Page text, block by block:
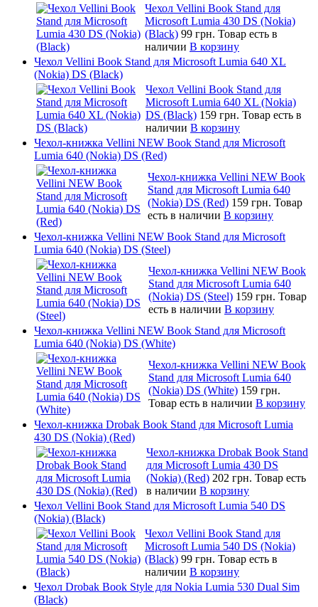
Чехол Vellini Book Stand для
Microsoft Lumia 430 DS (Nokia)
(Black) 99 грн. Товар есть в
наличии В корзину
Чехол Vellini Book Stand для Microsoft Lumia 640 XL
(Nokia) DS (Black)
Чехол Vellini Book Stand для
Microsoft Lumia 640 XL (Nokia)
DS (Black) 159 грн. Товар есть в
наличии В корзину
Чехол-книжка Vellini NEW Book Stand для Microsoft
Lumia 640 (Nokia) DS (Red)
Чехол-книжка Vellini NEW Book
Stand для Microsoft Lumia 640
(Nokia) DS (Red) 159 грн. Товар
есть в наличии В корзину
Чехол-книжка Vellini NEW Book Stand для Microsoft
Lumia 640 (Nokia) DS (Steel)
Чехол-книжка Vellini NEW Book
Stand для Microsoft Lumia 640
(Nokia) DS (Steel) 159 грн. Товар
есть в наличии В корзину
Чехол-книжка Vellini NEW Book Stand для Microsoft
Lumia 640 (Nokia) DS (White)
Чехол-книжка Vellini NEW Book
Stand для Microsoft Lumia 640
(Nokia) DS (White) 159 грн.
Товар есть в наличии В корзину
Чехол-книжка Drobak Book Stand для Microsoft Lumia
430 DS (Nokia) (Red)
Чехол-книжка Drobak Book Stand
для Microsoft Lumia 430 DS
(Nokia) (Red) 202 грн. Товар есть
в наличии В корзину
Чехол Vellini Book Stand для Microsoft Lumia 540 DS
(Nokia) (Black)
Чехол Vellini Book Stand для
Microsoft Lumia 540 DS (Nokia)
(Black) 99 грн. Товар есть в
наличии В корзину
Чехол Drobak Book Style для Nokia Lumia 530 Dual Sim
(Black)